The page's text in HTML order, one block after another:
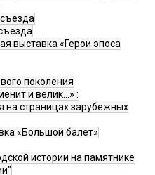
выставка «Герои эпоса
поколения
и велик…» :
на страницах зарубежных
«Большой балет»
истории на памятнике